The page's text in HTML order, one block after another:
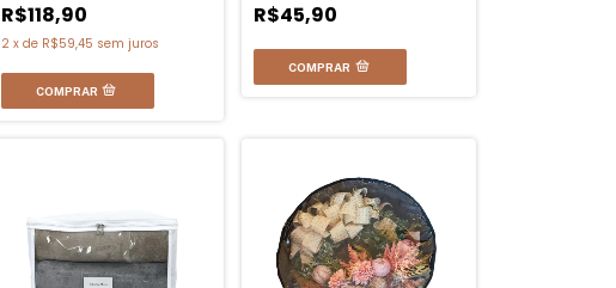
R$118,90
2 x de R$59,45 sem juros
R$45,90